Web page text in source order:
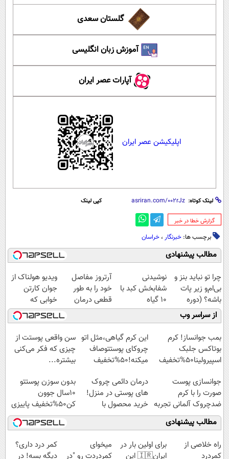
گلستان سعدی
آموزش زبان انگلیسی
آپارات عصر ایران
اپلیکیشن عصر ایران
لینک کوتاه: کپی لینک
‌گزارش خطا در خبر
برچسب ها: خبرنگار ، خراسان
مطالب پیشنهادی
چرا تو نباید بنز و
بی‌ام‌و زیر پات
باشه؟ (دوره
رایگان درآمد
میلیاردی)
نوشیدنی
شفابخش کبد با
10 گیاه
موثر(تخفیف تا
امشب)
آرتروز مفاصل
خود را به طور
قطعی درمان
کنید!
◗پرسش‌نامه◖
ویدیو هولناک از
جوان کارتن
خوابی که
میلیاردر شد.
آموزش رایگان
از سراسر وب
بمب جوانساز! کرم
بوتاکس جلبک
اسپیرولینا50%تخفیف
این کرم گیاهی،مثل اتو
چروکای پوستتوصاف
میکنه!50%تخفیف
سن واقعی پوستت از
چیزی که فکر می‌کنی
بیشتره...
جوانسازی پوست
صورت را با کرم
ضدچروک آلمانی تجربه
کنید!
درمان دائمی چروک
های پوستی در منزل!
خرید محصول با
تخفیف
بدون سوزن پوستتو
10سال جوون
کن50%تخفیف پاییزی
مطالب پیشنهادی
‌راه خلاصی از
کمردرد
برای اولین بار در
ایران🇮🇷 این
میخوای
کمردردت رو "در
کمر درد داری؟
دیگه بسه! در